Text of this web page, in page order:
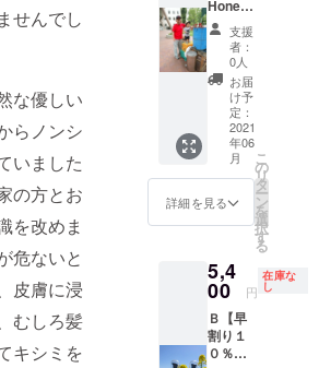
せんでし
な優しい
らノンシ
いました
の方とお
を改めま
危ないと
皮膚に浸
むしろ髪
キシミを
です。
Ｅ＋Ｊ
のセッ
トです
が、よ
りお得
になっ
ていま
す。 ※
税・送
料込み
※国内発
Honey
Shamp
oo &
Treatm
ent」
+出張は
ちみつ
搾り体
験【関
東の
み・駐
車場有
の方の
プー＆
トリー
トメン
トの
セット
に加え
支援
者：
0人
お届
け予
定：
2021
年06
月
詳細を見る
こ
の
リ
タ
ー
ン
を
選
択
す
る
5,4
00 円
在庫な
し
Ｂ【早
割り１
０％オ